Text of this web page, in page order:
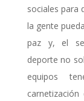
sociales para
la gente
paz y, el
deporte no
equipos